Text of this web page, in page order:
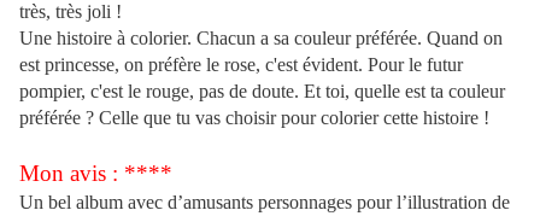
très, très joli !
Une histoire à colorier. Chacun a sa couleur préférée. Quand on
est princesse, on préfère le rose, c'est évident. Pour le futur
pompier, c'est le rouge, pas de doute. Et toi, quelle est ta couleur
préférée ? Celle que tu vas choisir pour colorier cette histoire !
Mon avis : ****
Un bel album avec d’amusants personnages pour l’illustration de